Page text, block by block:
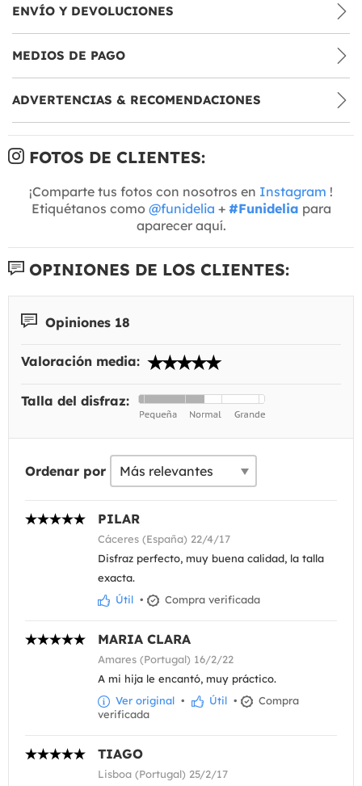
ENVÍO Y DEVOLUCIONES
MEDIOS DE PAGO
ADVERTENCIAS & RECOMENDACIONES
FOTOS DE CLIENTES:
¡Comparte tus fotos con nosotros en Instagram !
Etiquétanos como @funidelia + #Funidelia para
aparecer aquí.
OPINIONES DE LOS CLIENTES:
Opiniones 18
Valoración media:
Talla del disfraz:
Ordenar por
PILAR
Cáceres (España) 22/4/17
Disfraz perfecto, muy buena calidad, la talla
exacta.
Útil • Compra verificada
MARIA CLARA
Amares (Portugal) 16/2/22
A mi hija le encantó, muy práctico.
Ver original • Útil •
Compra
verificada
TIAGO
Lisboa (Portugal) 25/2/17